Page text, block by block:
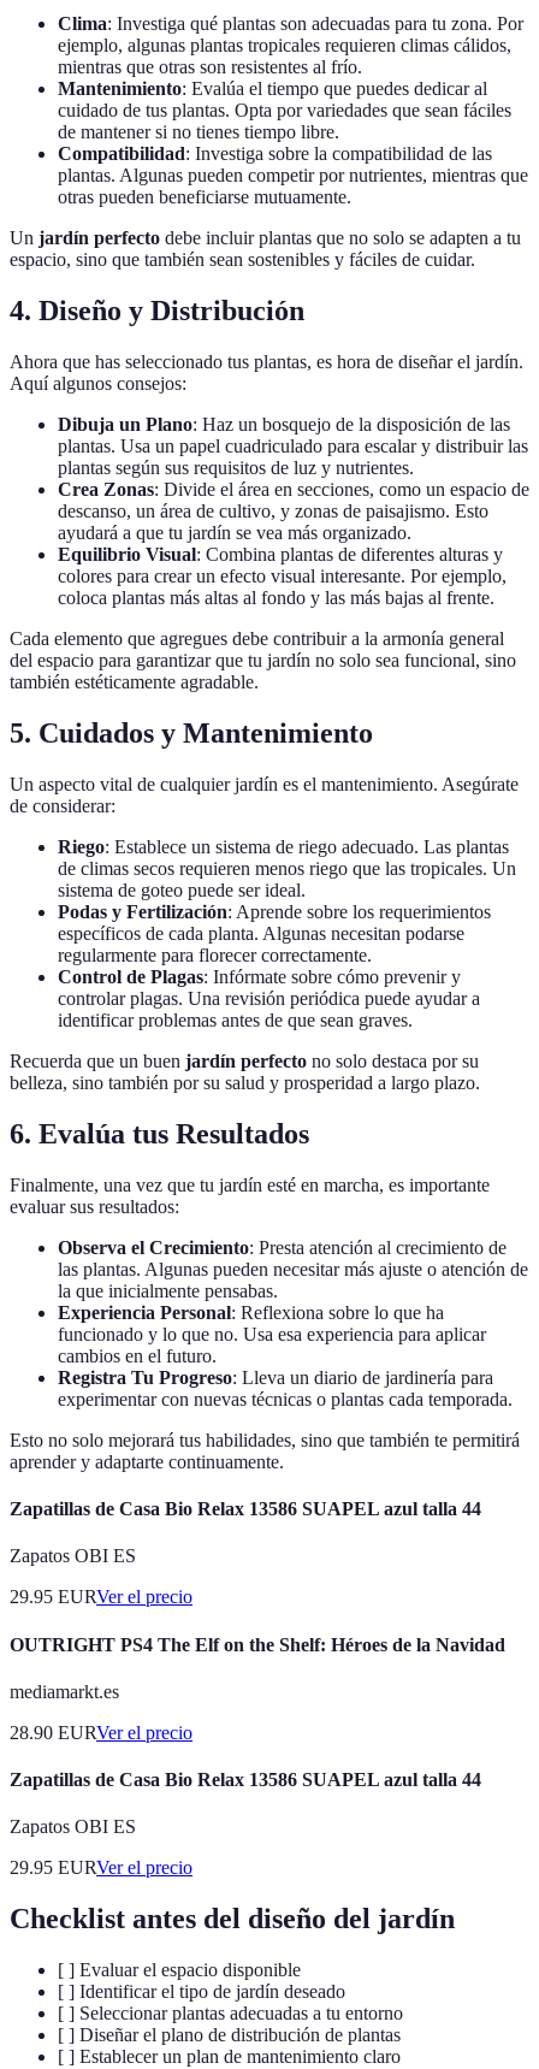
Clima: Investiga qué plantas son adecuadas para tu zona. Por
ejemplo, algunas plantas tropicales requieren climas cálidos,
mientras que otras son resistentes al frío.
Mantenimiento: Evalúa el tiempo que puedes dedicar al
cuidado de tus plantas. Opta por variedades que sean fáciles
de mantener si no tienes tiempo libre.
Compatibilidad: Investiga sobre la compatibilidad de las
plantas. Algunas pueden competir por nutrientes, mientras que
otras pueden beneficiarse mutuamente.
Un jardín perfecto debe incluir plantas que no solo se adapten a tu
espacio, sino que también sean sostenibles y fáciles de cuidar.
4. Diseño y Distribución
Ahora que has seleccionado tus plantas, es hora de diseñar el jardín.
Aquí algunos consejos:
Dibuja un Plano: Haz un bosquejo de la disposición de las
plantas. Usa un papel cuadriculado para escalar y distribuir las
plantas según sus requisitos de luz y nutrientes.
Crea Zonas: Divide el área en secciones, como un espacio de
descanso, un área de cultivo, y zonas de paisajismo. Esto
ayudará a que tu jardín se vea más organizado.
Equilibrio Visual: Combina plantas de diferentes alturas y
colores para crear un efecto visual interesante. Por ejemplo,
coloca plantas más altas al fondo y las más bajas al frente.
Cada elemento que agregues debe contribuir a la armonía general
del espacio para garantizar que tu jardín no solo sea funcional, sino
también estéticamente agradable.
5. Cuidados y Mantenimiento
Un aspecto vital de cualquier jardín es el mantenimiento. Asegúrate
de considerar:
Riego: Establece un sistema de riego adecuado. Las plantas
de climas secos requieren menos riego que las tropicales. Un
sistema de goteo puede ser ideal.
Podas y Fertilización: Aprende sobre los requerimientos
específicos de cada planta. Algunas necesitan podarse
regularmente para florecer correctamente.
Control de Plagas: Infórmate sobre cómo prevenir y
controlar plagas. Una revisión periódica puede ayudar a
identificar problemas antes de que sean graves.
Recuerda que un buen jardín perfecto no solo destaca por su
belleza, sino también por su salud y prosperidad a largo plazo.
6. Evalúa tus Resultados
Finalmente, una vez que tu jardín esté en marcha, es importante
evaluar sus resultados:
Observa el Crecimiento: Presta atención al crecimiento de
las plantas. Algunas pueden necesitar más ajuste o atención de
la que inicialmente pensabas.
Experiencia Personal: Reflexiona sobre lo que ha
funcionado y lo que no. Usa esa experiencia para aplicar
cambios en el futuro.
Registra Tu Progreso: Lleva un diario de jardinería para
experimentar con nuevas técnicas o plantas cada temporada.
Esto no solo mejorará tus habilidades, sino que también te permitirá
aprender y adaptarte continuamente.
Zapatillas de Casa Bio Relax 13586 SUAPEL azul talla 44
Zapatos OBI ES
29.95 EURVer el precio
OUTRIGHT PS4 The Elf on the Shelf: Héroes de la Navidad
mediamarkt.es
28.90 EURVer el precio
Zapatillas de Casa Bio Relax 13586 SUAPEL azul talla 44
Zapatos OBI ES
29.95 EURVer el precio
Checklist antes del diseño del jardín
[ ] Evaluar el espacio disponible
[ ] Identificar el tipo de jardín deseado
[ ] Seleccionar plantas adecuadas a tu entorno
[ ] Diseñar el plano de distribución de plantas
[ ] Establecer un plan de mantenimiento claro